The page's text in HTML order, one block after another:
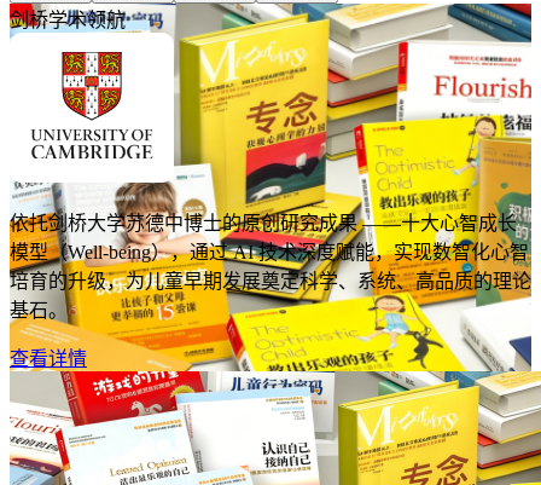
剑桥学术领航
依托剑桥大学苏德中博士的原创研究成果 ——十大心智成长
模型（Well-being），通过 AI 技术深度赋能，实现数智化心智
培育的升级，为儿童早期发展奠定科学、系统、高品质的理论
基石。
查看详情